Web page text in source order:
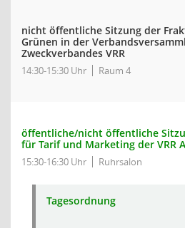
nicht öffentliche Sitzung der
Grünen in der
Zweckverbandes VRR
14:30-15:30 Uhr Raum 4
öffentliche/nicht öffentliche
für Tarif und Marketing der VRR
15:30-16:30 Uhr Ruhrsalon
Tagesordnung